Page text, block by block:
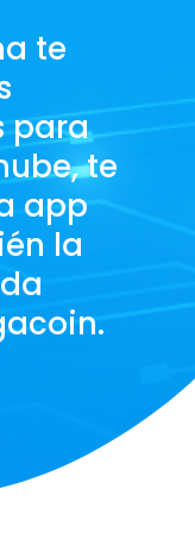
te
para
te
app
la